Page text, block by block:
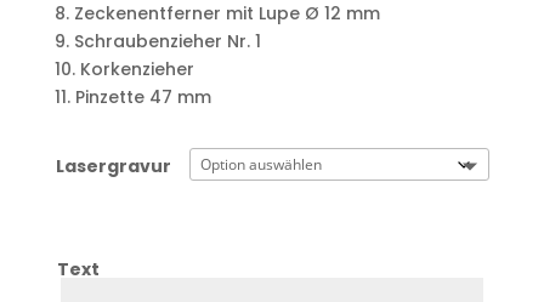
8. Zeckenentferner mit Lupe Ø 12 mm
9. Schraubenzieher Nr. 1
10. Korkenzieher
11. Pinzette 47 mm
Lasergravur
Text